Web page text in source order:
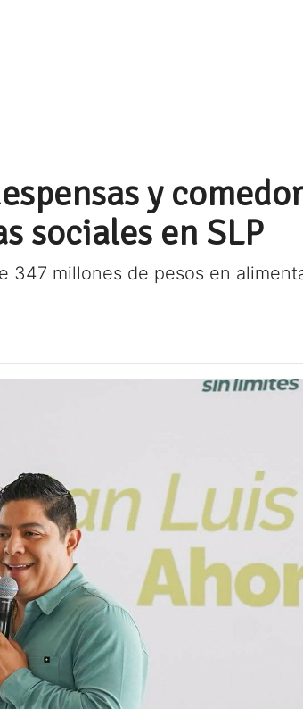
y
sociales en SLP
millones de pesos en